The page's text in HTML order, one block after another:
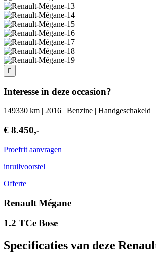
Interesse in deze occasion?
149330 km | 2016 | Benzine | Handgeschakeld
€ 8.450,-
Proefrit aanvragen
inruilvoorstel
Offerte
Renault Mégane
1.2 TCe Bose
Specificaties van deze